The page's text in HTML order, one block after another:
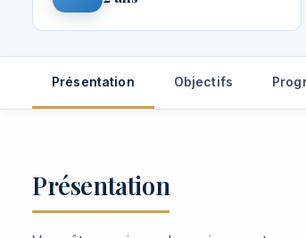
Présentation Objectifs
Présentation